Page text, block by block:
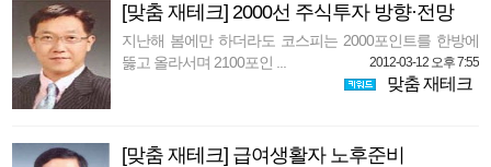
[맞춤 재테크] 2000선 주식투자 방향·전망
지난해 봄에만 하더라도 코스피는 2000포인트를 한방에
뚫고 올라서며 2100포인 ...
2012-03-12 오후 7:55
맞춤 재테크
[맞춤 재테크] 급여생활자 노후준비